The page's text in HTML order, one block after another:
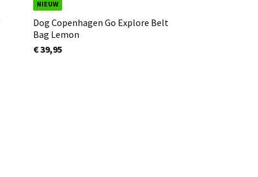
NIEUW
Dog Copenhagen Go Explore Belt
Bag Lemon
€ 39,95